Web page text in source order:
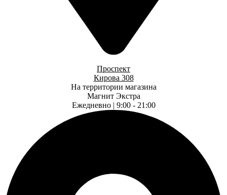
Проспект
Кирова 308
На территории магазина
Магнит Экстра
Ежедневно | 9:00 - 21:00